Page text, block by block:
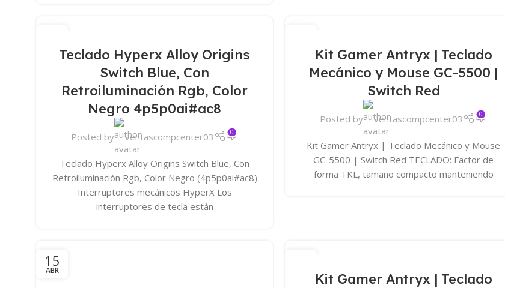
Teclado Hyperx Alloy Origins
Switch Blue, Con
Retroiluminación Rgb, Color
Negro 4p5p0ai#ac8
Posted by ventascompcenter03 0
Teclado Hyperx Alloy Origins Switch Blue, Con
Retroiluminación Rgb, Color Negro (4p5p0ai#ac8)
Interruptores mecánicos HyperX Los
interruptores de tecla están
Kit Gamer Antryx | Teclado
Mecánico y Mouse GC-5500 |
Switch Red
Posted by ventascompcenter03 0
Kit Gamer Antryx | Teclado Mecánico y Mouse
GC-5500 | Switch Red TECLADO: Factor de
forma TKL, tamaño compacto manteniendo
15
ABR
Kit Gamer Antryx | Teclado